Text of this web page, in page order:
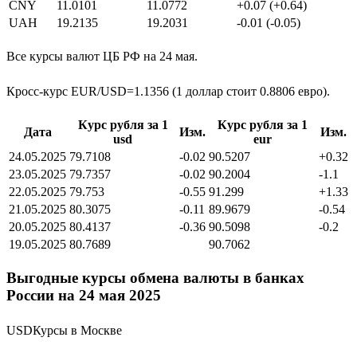
CNY
11.0101 11.0772
+0.07 (+0.64)
UAH
19.2135 19.2031 -0.01 (-0.05)
Все курсы валют ЦБ РФ на 24 мая.
Кросс-курс EUR/USD=1.1356 (1 доллар стоит 0.8806 евро).
Дата
Курс рубля за 1
usd
Изм.
Курс рубля за 1
eur
Изм.
24.05.2025 79.7108 -0.02 90.5207
+0.32
23.05.2025 79.7357 -0.02 90.2004
-1.1
22.05.2025 79.753 -0.55 91.299
+1.33
21.05.2025 80.3075 -0.11 89.9679
-0.54
20.05.2025 80.4137 -0.36 90.5098
-0.2
19.05.2025 80.7689 90.7062
Выгодные курсы обмена валюты в банках
России на 24 мая 2025
USDКурсы в Москве